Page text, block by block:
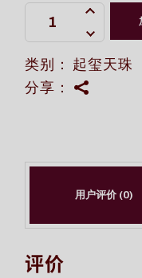
十神食神- 米勒日巴朱
类别：
起玺天珠
分享：
用户评价 (0)
评价